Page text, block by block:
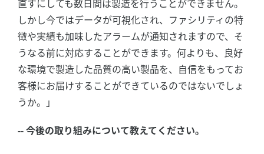
直すにしても数日間は製造を行うことができません。
しかし今ではデータが可視化され、ファシリティの特
徴や実績も加味したアラームが通知されますので、そ
うなる前に対応することができます。何よりも、良好
な環境で製造した品質の高い製品を、自信をもってお
客様にお届けすることができているのではないでしょ
うか。」
-- 今後の取り組みについて教えてください。